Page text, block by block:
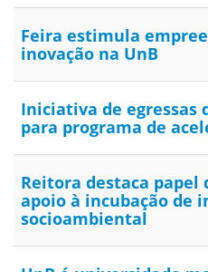
Feira estimula
inovação na UnB
Iniciativa de egressas
para programa de
Reitora destaca papel
apoio à incubação de
socioambiental